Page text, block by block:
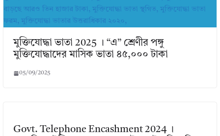
মুক্তিযোদ্ধা ভাতা 2025 । “এ” শ্রেণীর পঙ্গু
মুক্তিযোদ্ধাদের মাসিক ভাতা ৪৫,০০০ টাকা
05/09/2025
Govt. Telephone Encashment 2024 ।